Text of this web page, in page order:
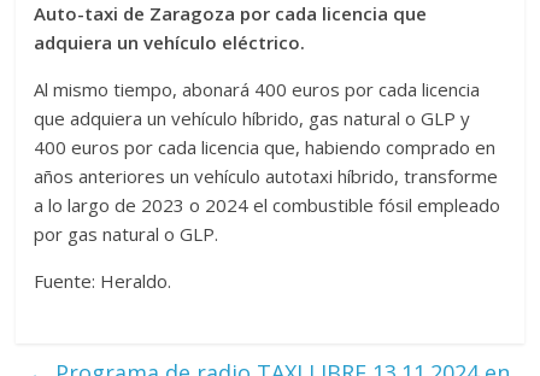
Auto-taxi de Zaragoza por cada licencia que
adquiera un vehículo eléctrico.
Al mismo tiempo, abonará 400 euros por cada licencia
que adquiera un vehículo híbrido, gas natural o GLP y
400 euros por cada licencia que, habiendo comprado en
años anteriores un vehículo autotaxi híbrido, transforme
a lo largo de 2023 o 2024 el combustible fósil empleado
por gas natural o GLP.
Fuente: Heraldo.